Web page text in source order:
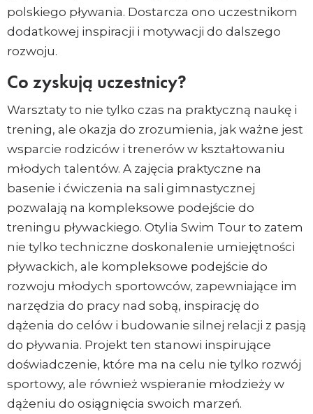
polskiego pływania. Dostarcza ono uczestnikom
dodatkowej inspiracji i motywacji do dalszego
rozwoju.
Co zyskują uczestnicy?
Warsztaty to nie tylko czas na praktyczną naukę i
trening, ale okazja do zrozumienia, jak ważne jest
wsparcie rodziców i trenerów w kształtowaniu
młodych talentów. A zajęcia praktyczne na
basenie i ćwiczenia na sali gimnastycznej
pozwalają na kompleksowe podejście do
treningu pływackiego. Otylia Swim Tour to zatem
nie tylko techniczne doskonalenie umiejętności
pływackich, ale kompleksowe podejście do
rozwoju młodych sportowców, zapewniające im
narzędzia do pracy nad sobą, inspirację do
dążenia do celów i budowanie silnej relacji z pasją
do pływania. Projekt ten stanowi inspirujące
doświadczenie, które ma na celu nie tylko rozwój
sportowy, ale również wspieranie młodzieży w
dążeniu do osiągnięcia swoich marzeń.